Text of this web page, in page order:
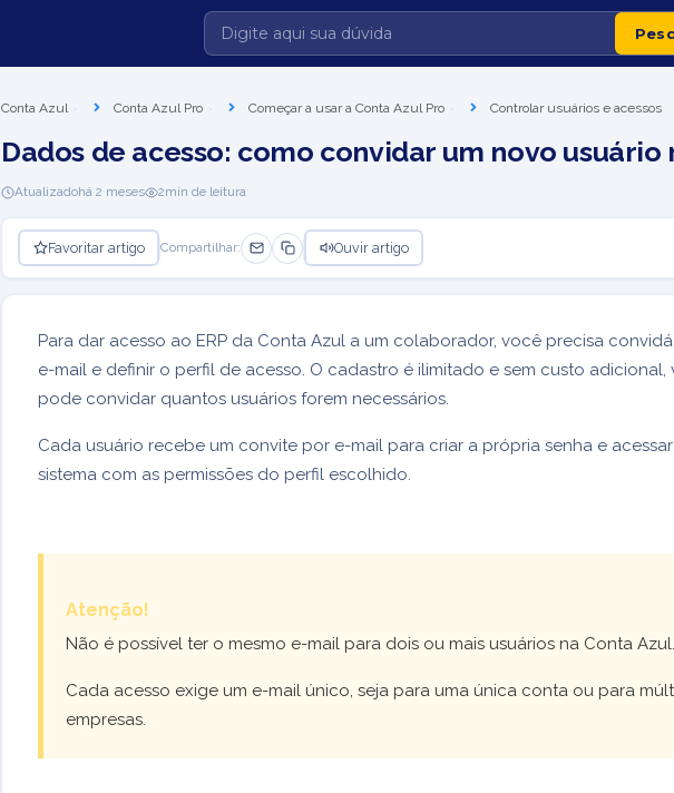
Conta Azul Conta Azul Pro Começar a usar a Conta Azul Pro Controlar usuários e acessos
Dados de acesso: como convidar um novo usuário
Atualizadohá 2 meses 2min de leitura
Favoritar artigo Compartilhar: Ouvir artigo
Para dar acesso ao ERP da Conta Azul a um colaborador, você precisa
e-mail e definir o perfil de acesso. O cadastro é ilimitado e sem custo adicional,
pode convidar quantos usuários forem necessários.
Cada usuário recebe um convite por e-mail para criar a própria senha e
sistema com as permissões do perfil escolhido.
Atenção!
Não é possível ter o mesmo e-mail para dois ou mais usuários na Conta Azul.
Cada acesso exige um e-mail único, seja para uma única conta ou para
empresas.